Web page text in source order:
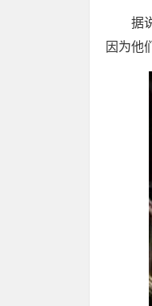
据
因为他